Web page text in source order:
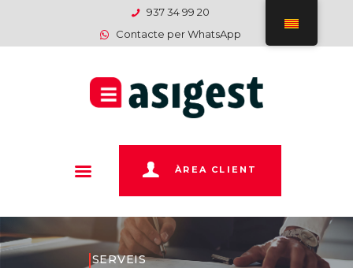
937 34 99 20
Contacte per WhatsApp
ÀREA CLIENT
EMPRESA
DEPARTAMENTS
SERVEIS